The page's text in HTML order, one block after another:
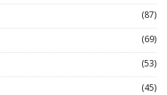
(87)
(69)
(53)
(45)